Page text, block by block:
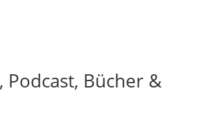
Bücher &